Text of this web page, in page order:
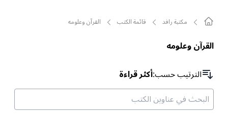
مکتبة رافد قائمة الکتب القرآن وعلومه
القرآن وعلومه
الترتیب حسب:أكثر قراءة